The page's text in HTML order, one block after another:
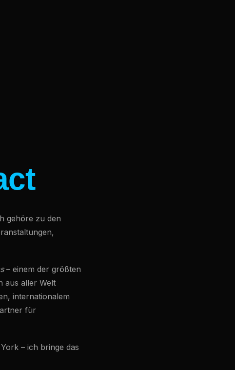
gehöre zu den
– einem der größten
aus aller Welt
internationalem
für
– ich bringe das